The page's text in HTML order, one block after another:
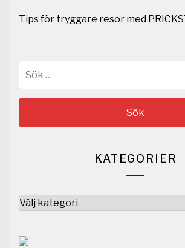
Tips för tryggare resor med
KATEGORIER
Kategorier